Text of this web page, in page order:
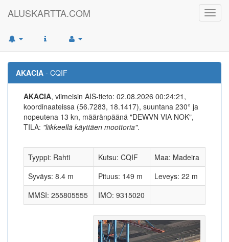
ALUSKARTTA.COM
AKACIA - CQIF
AKACIA, viimeisin AIS-tieto: 02.08.2026 00:24:21,
koordinaateissa (56.7283, 18.1417), suuntana 230° ja
nopeutena 13 kn, määränpäänä "DEWVN VIA NOK",
TILA: "liikkeellä käyttäen moottoria".
Tyyppi: Rahti Kutsu: CQIF
Maa: Madeira
Syväys: 8.4 m
Pituus: 149 m
Leveys: 22 m
MMSI: 255805555
IMO: 9315020